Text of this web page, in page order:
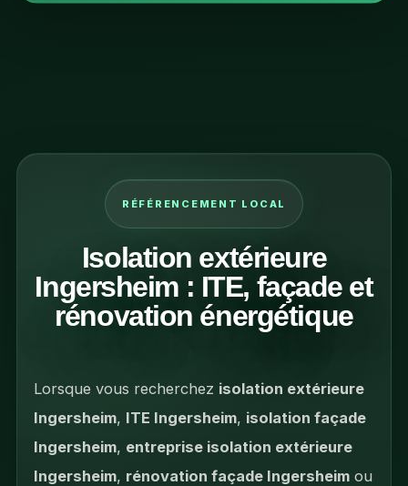
RÉFÉRENCEMENT LOCAL
Isolation extérieure
Ingersheim : ITE, façade et
rénovation énergétique
Lorsque vous recherchez isolation extérieure
Ingersheim, ITE Ingersheim, isolation façade
Ingersheim, entreprise isolation extérieure
Ingersheim, rénovation façade Ingersheim ou